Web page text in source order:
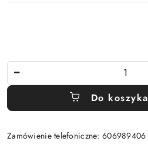
Do koszyka
Zamówienie telefoniczne: 606989406